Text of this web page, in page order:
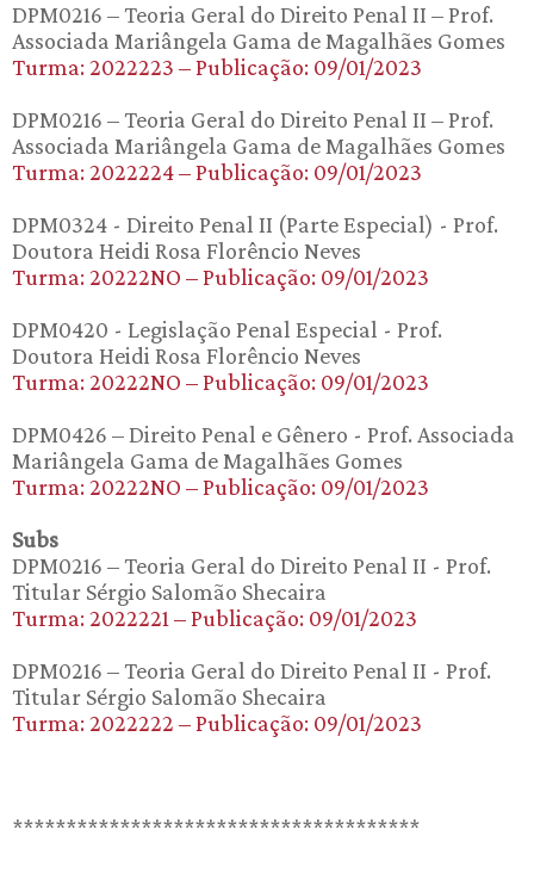
DPM0216 – Teoria Geral do Direito Penal II – Prof.
Associada Mariângela Gama de Magalhães Gomes
Turma: 2022223 – Publicação: 09/01/2023
DPM0216 – Teoria Geral do Direito Penal II – Prof.
Associada Mariângela Gama de Magalhães Gomes
Turma: 2022224 – Publicação: 09/01/2023
DPM0324 - Direito Penal II (Parte Especial) - Prof.
Doutora Heidi Rosa Florêncio Neves
Turma: 20222NO – Publicação: 09/01/2023
DPM0420 - Legislação Penal Especial - Prof.
Doutora Heidi Rosa Florêncio Neves
Turma: 20222NO – Publicação: 09/01/2023
DPM0426 – Direito Penal e Gênero - Prof. Associada
Mariângela Gama de Magalhães Gomes
Turma: 20222NO – Publicação: 09/01/2023
Subs
DPM0216 – Teoria Geral do Direito Penal II - Prof.
Titular Sérgio Salomão Shecaira
Turma: 2022221 – Publicação: 09/01/2023
DPM0216 – Teoria Geral do Direito Penal II - Prof.
Titular Sérgio Salomão Shecaira
Turma: 2022222 – Publicação: 09/01/2023
**************************************